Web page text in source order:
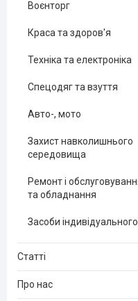
Воєнторг
Краса та здоров'я
Техніка та електроніка
Спецодяг та взуття
Авто-, мото
Захист навколишнього
середовища
Ремонт і
та обладнання
Засоби
Статті
Про нас